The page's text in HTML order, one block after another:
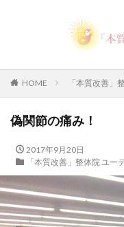
HOME 「本質改善」
偽関節の痛み！
2017年9月20日
「本質改善」整体院 ユー